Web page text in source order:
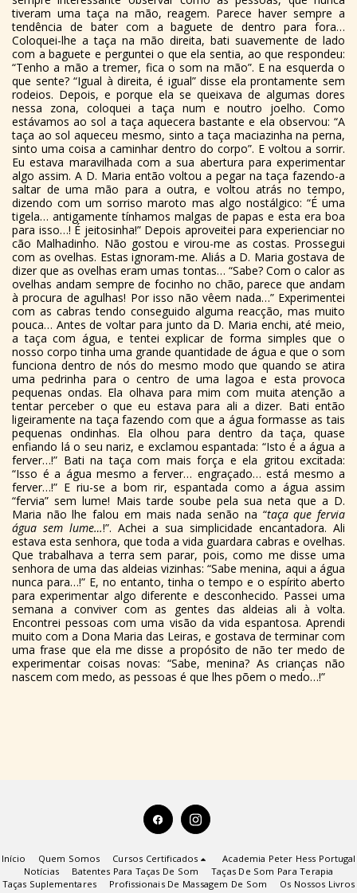
tiveram uma taça na mão, reagem. Parece haver sempre a
tendência de bater com a baguete de dentro para fora…
Coloquei-lhe a taça na mão direita, bati suavemente de lado
com a baguete e perguntei o que ela sentia, ao que respondeu:
“Tenho a mão a tremer, fica o som na mão”. E na esquerda o
que sente? “Igual à direita, é igual” disse ela prontamente sem
rodeios. Depois, e porque ela se queixava de algumas dores
nessa zona, coloquei a taça num e noutro joelho. Como
estávamos ao sol a taça aquecera bastante e ela observou: “A
taça ao sol aqueceu mesmo, sinto a taça maciazinha na perna,
sinto uma coisa a caminhar dentro do corpo”. E voltou a sorrir.
Eu estava maravilhada com a sua abertura para experimentar
algo assim. A D. Maria então voltou a pegar na taça fazendo-a
saltar de uma mão para a outra, e voltou atrás no tempo,
dizendo com um sorriso maroto mas algo nostálgico: “É uma
tigela… antigamente tínhamos malgas de papas e esta era boa
para isso…! É jeitosinha!” Depois aproveitei para experienciar no
cão Malhadinho. Não gostou e virou-me as costas. Prossegui
com as ovelhas. Estas ignoram-me. Aliás a D. Maria gostava de
dizer que as ovelhas eram umas tontas… “Sabe? Com o calor as
ovelhas andam sempre de focinho no chão, parece que andam
à procura de agulhas! Por isso não vêem nada…” Experimentei
com as cabras tendo conseguido alguma reacção, mas muito
pouca… Antes de voltar para junto da D. Maria enchi, até meio,
a taça com água, e tentei explicar de forma simples que o
nosso corpo tinha uma grande quantidade de água e que o som
funciona dentro de nós do mesmo modo que quando se atira
uma pedrinha para o centro de uma lagoa e esta provoca
pequenas ondas. Ela olhava para mim com muita atenção a
tentar perceber o que eu estava para ali a dizer. Bati então
ligeiramente na taça fazendo com que a água formasse as tais
pequenas ondinhas. Ela olhou para dentro da taça, quase
enfiando lá o seu nariz, e exclamou espantada: “Isto é a água a
ferver…!” Bati na taça com mais força e ela gritou excitada:
“Isso é a água mesmo a ferver… engraçado… está mesmo a
ferver…!” E riu-se a bom rir, espantada como a água assim
“fervia” sem lume! Mais tarde soube pela sua neta que a D.
Maria não lhe falou em mais nada senão na “taça que fervia
água sem lume…!”. Achei a sua simplicidade encantadora. Ali
estava esta senhora, que toda a vida guardara cabras e ovelhas.
Que trabalhava a terra sem parar, pois, como me disse uma
senhora de uma das aldeias vizinhas: “Sabe menina, aqui a água
nunca para…!” E, no entanto, tinha o tempo e o espírito aberto
para experimentar algo diferente e desconhecido. Passei uma
semana a conviver com as gentes das aldeias ali à volta.
Encontrei pessoas com uma visão da vida espantosa. Aprendi
muito com a Dona Maria das Leiras, e gostava de terminar com
uma frase que ela me disse a propósito de não ter medo de
experimentar coisas novas: “Sabe, menina? As crianças não
nascem com medo, as pessoas é que lhes põem o medo…!”
Início Quem Somos Cursos Certificados
Academia Peter Hess Portugal
Notícias
Batentes Para Taças De Som
Taças De Som Para Terapia
Taças Suplementares
Profissionais De Massagem De Som
Os Nossos Livros